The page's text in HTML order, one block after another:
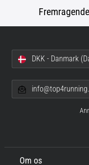
Fremragende
Om os
DKK - Danmark